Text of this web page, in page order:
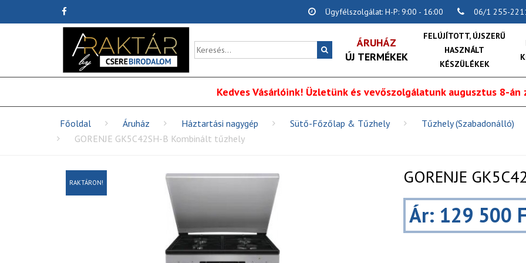
Ügyfélszolgálat: H-P: 9:00 - 16:00 06/1 255-
ÁRUHÁZ
ÚJ TERMÉKEK
FELÚJÍTOTT, ÚJSZERŰ
HASZNÁLT
KÉSZÜLÉKEK
Kedves Vásárlóink! Üzletünk és vevőszolgálatunk augusztus 8-
Főoldal Áruház Háztartási nagygép Sütő-Főzőlap & Tűzhely Tűzhely (Szabadonálló)
GORENJE GK5C42SH-B Kombinált tűzhely
RAKTÁRON! GORENJE
Ár: 129 500